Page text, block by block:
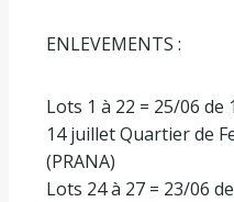
ENLEVEMENTS :
Lots 1 à 22 = 25/06 de
14 juillet Quartier de
(PRANA)
Lots 24 à 27 = 23/06